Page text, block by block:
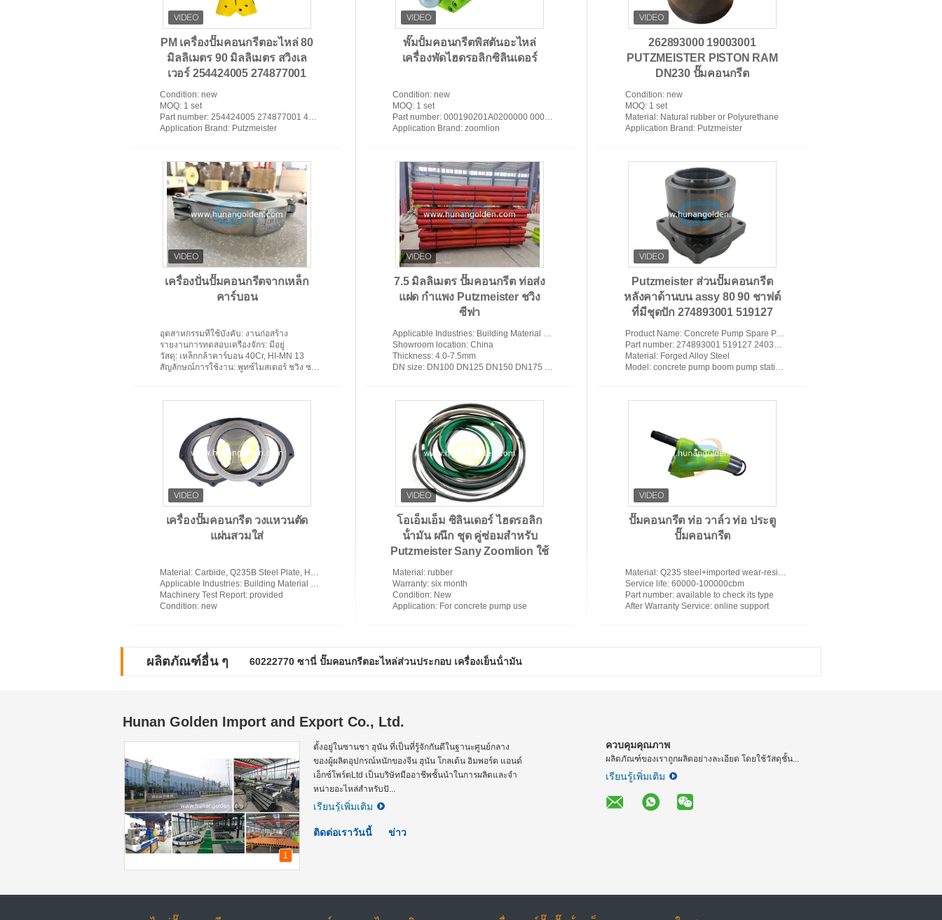
อะไหล่ปั๊มคอนกรีต ท่อส่งปั๊มคอนกรีต เครื่องยนต์ปั๊มปั๊มน้ําแข็งคอนกรีต
PM เครื่องปั๊มคอนกรีตอะไหล่ 80
มิลลิเมตร 90 มิลลิเมตร สวิงเล
เวอร์ 254424005 274877001
Condition: new
MOQ: 1 set
Part number: 254424005 274877001 400493 458703
Application Brand : Putzmeister
พั๊มปั้มคอนกรีตพิสตันอะไหล่
เครื่องพัดไฮดรอลิกซิลินเดอร์
Condition: new
MOQ: 1 set
Part number: 000190201A0200000 000190201A0300000 000190201B0200000 000190201B0300000
Application Brand : zoomlion
262893000 19003001
PUTZMEISTER PISTON RAM
DN230 ปั๊มคอนกรีต
Condition: new
MOQ: 1 set
Material : Natural rubber or Polyurethane
Application Brand : Putzmeister
เครื่องปั่นปั๊มคอนกรีตจากเหล็ก
คาร์บอน
อุตสาหกรรมที่ใช้บังคับ: งานก่อสร้าง
รายงานการทดสอบเครื่องจักร: มีอยู่
วัสดุ: เหล็กกล้าคาร์บอน 40Cr, HI-MN 13
สัญลักษณ์การใช้งาน: พูทซ์ไมสเตอร์ ชวิ่ง ซานี่ โซมลเลี่ยน ซีไอเอฟเอ เป็นต้น
7.5 มิลลิเมตร ปั๊มคอนกรีต ท่อส่ง
แฝด กำแพง Putzmeister ชวิง
ซีฟา
Applicable Industries: Building Material Shops, Machinery Repair Shops, Manufacturing Plant, Construction works , Energy & Mining
Showroom location: China
Thickness: 4.0-7.5mm
DN size: DN100 DN125 DN150 DN175 DN180
Putzmeister ส่วนปั๊มคอนกรีต
หลังคาด้านบน assy 80 90 ชาฟต์
ที่มีชุดปัก 274893001 519127
Product Name: Concrete Pump Spare Parts Upper Housing Assembly for S Pipe Shaft
Part number: 274893001 519127 240391003 027783009 458574 274889002 27864009 427720
Material : Forged Alloy Steel
Model : concrete pump boom pump stationary pump
เครื่องปั๊มคอนกรีต วงแหวนตัด
แผ่นสวมใส่
Material : Carbide, Q235B Steel Plate, Hardfacing Material
Applicable Industries: Building Material Shops, Machinery Repair Shops, Construction works
Machinery Test Report: provided
Condition: new
โอเอ็มเอ็ม ซิลินเดอร์ ไฮดรอลิก
น้ํามัน ผนึก ชุด คู่ซ่อมสําหรับ
Putzmeister Sany Zoomlion ใช้
Material : rubber
Warranty: six month
Condition: New
Application: For concrete pump use
ปั๊มคอนกรีต ท่อ วาล์ว ท่อ ประตู
ปั๊มคอนกรีต
Material : Q235 steel+imported wear-resisting welding materials
Service life: 60000-100000cbm
Part number: available to check its type
After Warranty Service: online support
ผลิตภัณฑ์อื่น ๆ 60222770 ซานี่ ปั๊มคอนกรีตอะไหล่ส่วนประกอบ เครื่องเย็นน้ํามัน
Hunan Golden Import and Export Co., Ltd.
1
ตั้งอยู่ในซานชา ฮุนัน ที่เป็นที่รู้จักกันดีในฐานะศูนย์กลาง
ของผู้ผลิตอุปกรณ์หนักของจีน ฮุนัน โกลเด้น อิมพอร์ต แอนด์
เอ็กซ์โพร์ตLtd เป็นบริษัทมืออาชีพชั้นนําในการผลิตและจํา
หน่ายอะไหล่สําหรับปั...
เรียนรู้เพิ่มเติม
ติดต่อเราวันนี้ ข่าว
ควบคุมคุณภาพ
ผลิตภัณฑ์ของเราถูกผลิตอย่างละเอียด โดยใช้วัสดุชั้น...
เรียนรู้เพิ่มเติม